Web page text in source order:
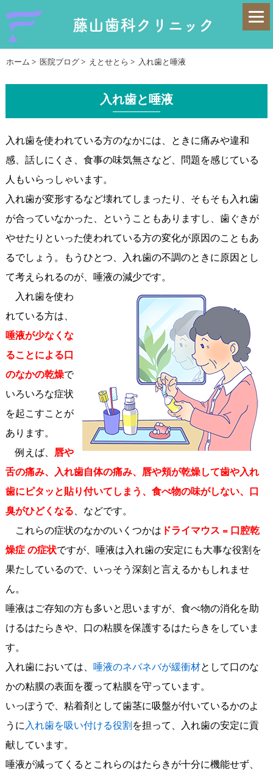
藤山歯科クリニック
ホーム > 医院ブログ > えとせとら > 入れ歯と唾液
入れ歯と唾液
入れ歯を使われている方のなかには、ときに痛みや違和
感、話しにくさ、食事の味気無さなど、問題を感じている
人もいらっしゃいます。
入れ歯が変形するなど壊れてしまったり、そもそも入れ歯
が合っていなかった、ということもありますし、歯ぐきが
やせたりといった使われている方の変化が原因のこともあ
るでしょう。もうひとつ、入れ歯の不調のときに原因とし
て考えられるのが、唾液の減少です。
入れ歯を使わ
れている方は、
唾液が少なくな
ることによる口
のなかの乾燥で
いろいろな症状
を起こすことが
あります。
例えば、 唇や
舌の痛み、入れ歯自体の痛み、唇や頬が乾燥して歯や入れ
歯にピタッと貼り付いてしまう、食べ物の味がしない、口
臭がひどくなる、などです。
これらの症状のなかのいくつかは ドライマウス = 口腔乾
燥症 の症状ですが、唾液は入れ歯の安定にも大事な役割を
果たしているので、いっそう深刻と言えるかもしれませ
ん。
唾液はご存知の方も多いと思いますが、食べ物の消化を助
けるはたらきや、口の粘膜を保護するはたらきをしていま
す。
入れ歯においては、 唾液のネバネバが緩衝材として口のな
かの粘膜の表面を覆って粘膜を守っています。
いっぽうで、粘着剤として歯茎に吸盤が付いているかのよ
うに入れ歯を吸い付ける役割を担って、入れ歯の安定に貢
献しています。
唾液が減ってくるとこれらのはたらきが十分に機能せず、